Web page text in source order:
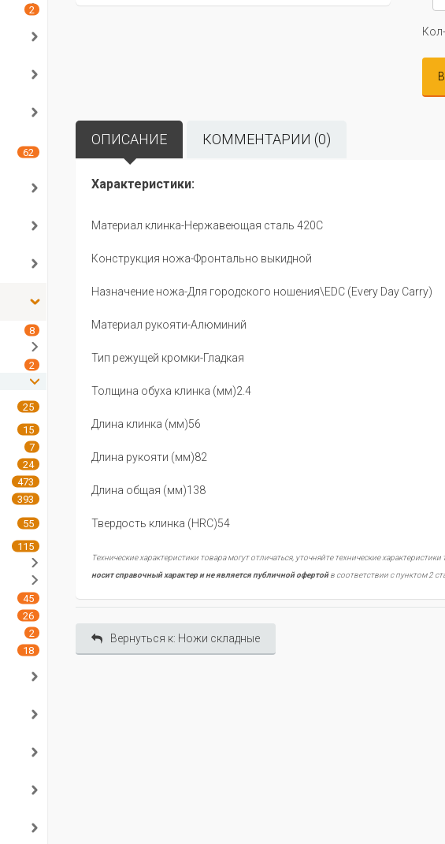
ОПИСАНИЕ КОММЕНТАРИИ (0)
Характеристики:
Материал клинка-Нержавеющая сталь 420C
Конструкция ножа-Фронтально выкидной
Назначение ножа-Для городского ношения\EDC (Every Day Carry)
Материал рукояти-Алюминий
Тип режущей кромки-Гладкая
Толщина обуха клинка (мм)2.4
Длина клинка (мм)56
Длина рукояти (мм)82
Длина общая (мм)138
Твердость клинка (HRC)54
Технические характеристики товара могут отличаться, уточняйте технические
носит справочный характер и не является публичной офертойв соответствии с пунктом 2
Вернуться к: Ножи складные
2
62
8
2
25
15
7
24
473
393
55
115
45
26
2
18